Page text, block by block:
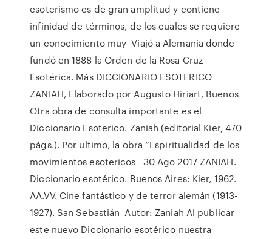
esoterismo es de gran amplitud y contiene
infinidad de términos, de los cuales se requiere
un conocimiento muy Viajó a Alemania donde
fundó en 1888 la Orden de la Rosa Cruz
Esotérica. Más DICCIONARIO ESOTERICO
ZANIAH, Elaborado por Augusto Hiriart, Buenos
Otra obra de consulta importante es el
Diccionario Esoterico. Zaniah (editorial Kier, 470
págs.). Por ultimo, la obra “Espiritualidad de los
movimientos esotericos 30 Ago 2017 ZANIAH.
Diccionario esotérico. Buenos Aires: Kier, 1962.
AA.VV. Cine fantástico y de terror alemán (1913-
1927). San Sebastián Autor: Zaniah Al publicar
este nuevo Diccionario esotérico nuestra